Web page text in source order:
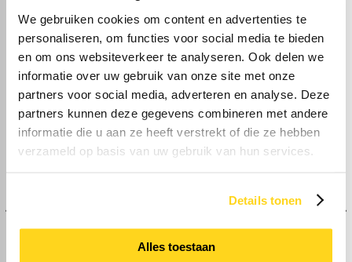
We gebruiken cookies om content en advertenties te
personaliseren, om functies voor social media te bieden
en om ons websiteverkeer te analyseren. Ook delen we
informatie over uw gebruik van onze site met onze
partners voor social media, adverteren en analyse. Deze
partners kunnen deze gegevens combineren met andere
informatie die u aan ze heeft verstrekt of die ze hebben
verzameld op basis van uw gebruik van hun services.
Details tonen
Alles toestaan
★★★★★
“Zeer tevreden over de gesprekken
en begeleiding van Robert, tijdens zijn
vakantie werd hij waargenomen door
mailtjes, telefoontjes en alles waar zij
weer eens niet uitkwam.
De communicatie met Robert en zijn